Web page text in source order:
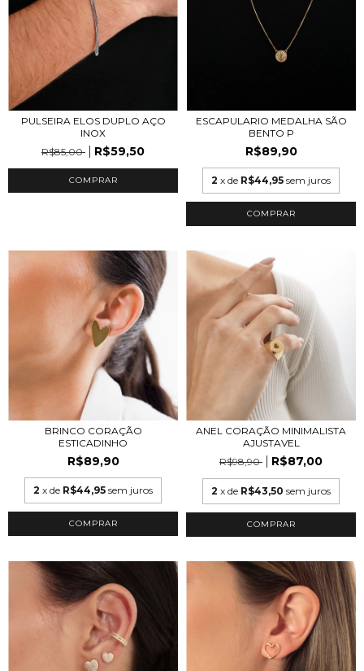
PULSEIRA ELOS DUPLO AÇO
INOX
R$85,00
R$59,50
ESCAPULARIO MEDALHA SÃO
BENTO P
R$89,90
2 x de R$44,95 sem juros
COMPRAR
BRINCO CORAÇÃO
ESTICADINHO
R$89,90
2 x de R$44,95 sem juros
COMPRAR
ANEL CORAÇÃO MINIMALISTA
AJUSTAVEL
R$98,90
R$87,00
2 x de R$43,50 sem juros
COMPRAR